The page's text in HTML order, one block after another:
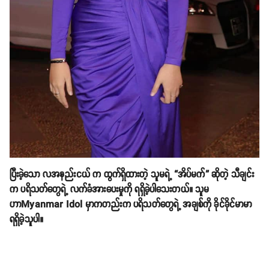
ပြီးခဲ့သော လအနည်းငယ် က ထွက်ရှိထားတဲ့ သူမရဲ့ “အိပ်မက်” ဆိုတဲ့ သီချင်း
က ပရိသတ်တွေရဲ့ လက်ခံအားပေးမှုကို ရရှိခဲ့ပါသေးတယ်။ သူမ
ဟာMyanmar Idol မှာကတည်းက ပရိသတ်တွေရဲ့ အချစ်ကို ခိုင်ခိုင်မာမာ
ရရှိခဲ့သူပါ။